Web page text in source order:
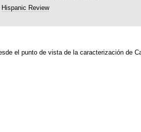
Hispanic Review
el punto de vista de la caracterización de